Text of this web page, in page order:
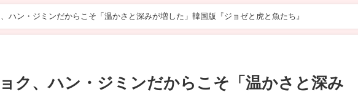
ハン・ジミンだからこそ「温かさと深みが増した」韓国版『ジョゼと虎と魚たち』
ク、ハン・ジミンだからこそ「温かさと深み